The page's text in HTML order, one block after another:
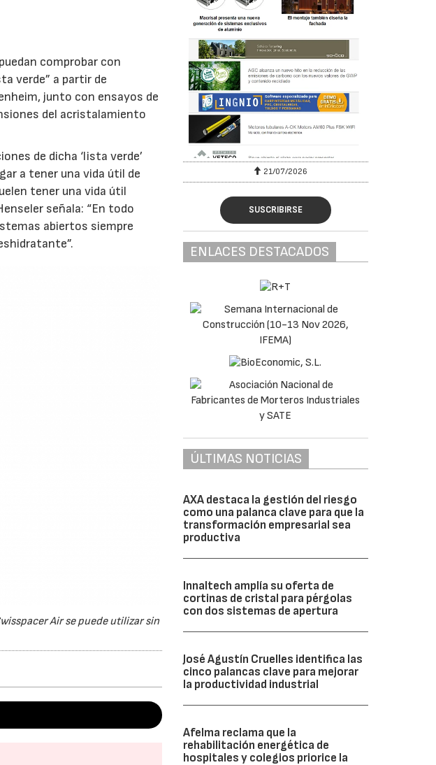
comprobar con
verde” a partir de
junto con ensayos de
del acristalamiento
de dicha ‘lista verde’
a tener una vida útil de
tener una vida útil
señala: “En todo
abiertos siempre
Air se puede utilizar sin
28/07/2026 21/07/2026
SUSCRIBIRSE
ENLACES DESTACADOS
ÚLTIMAS NOTICIAS
AXA destaca la gestión del riesgo
como una palanca clave para que la
transformación empresarial sea
productiva
Innaltech amplía su oferta de
cortinas de cristal para pérgolas
con dos sistemas de apertura
José Agustín Cruelles identifica las
cinco palancas clave para mejorar
la productividad industrial
Afelma reclama que la
rehabilitación energética de
hospitales y colegios priorice la